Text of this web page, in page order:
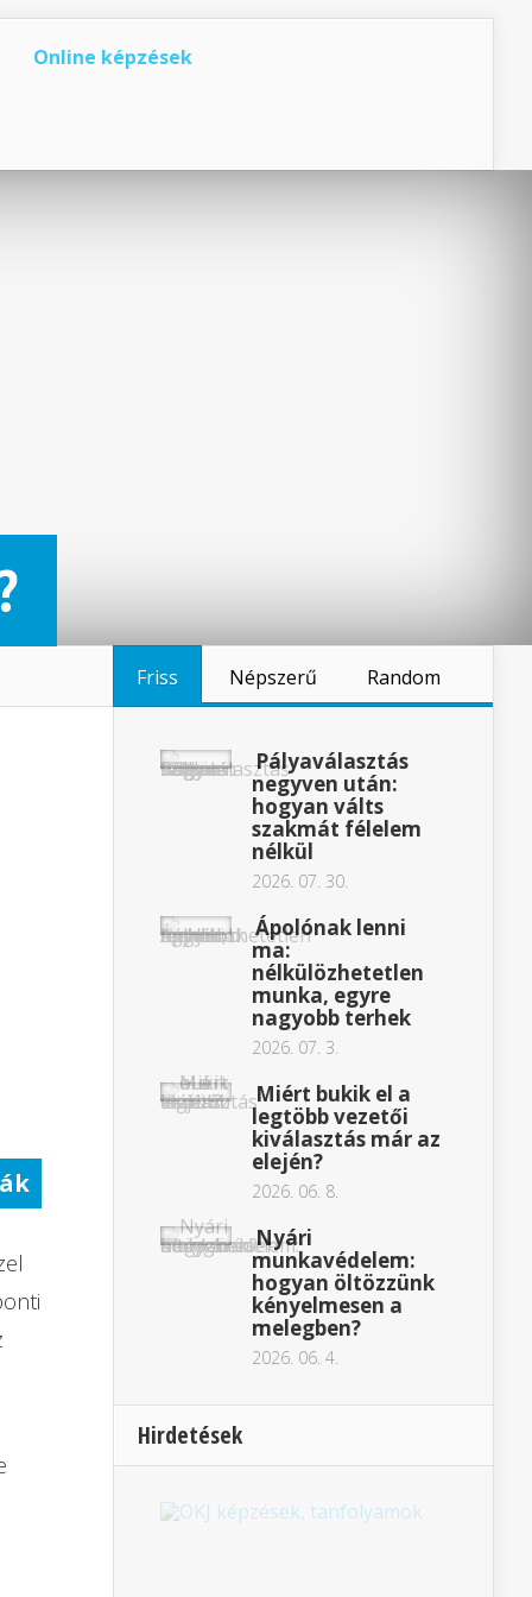
Online képzések
Friss Népszerű Random
Pályaválasztás
negyven után:
hogyan válts
szakmát félelem
nélkül
2026. 07. 30.
Ápolónak lenni
ma:
nélkülözhetetlen
munka, egyre
nagyobb terhek
2026. 07. 3.
Miért bukik el a
legtöbb vezetői
kiválasztás már az
elején?
2026. 06. 8.
Nyári
munkavédelem:
hogyan öltözzünk
kényelmesen a
melegben?
2026. 06. 4.
Hirdetések